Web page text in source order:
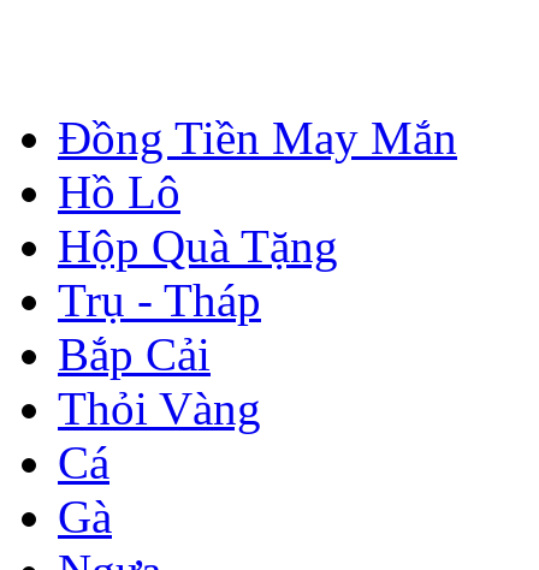
Đồng Tiền May Mắn
Hồ Lô
Hộp Quà Tặng
Trụ - Tháp
Bắp Cải
Thỏi Vàng
Cá
Gà